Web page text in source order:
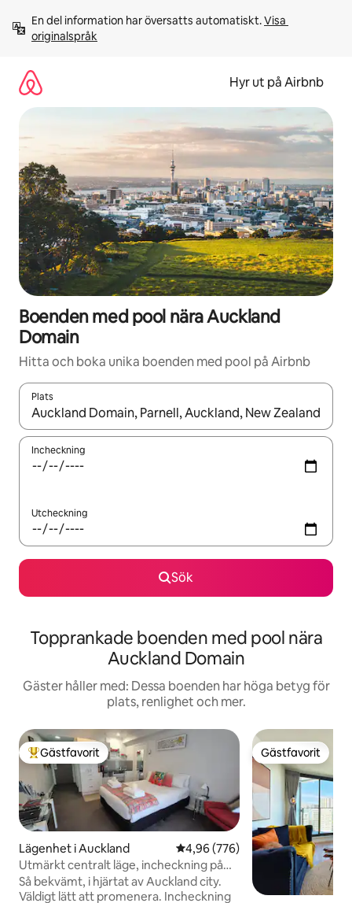
innehåll
En del information har översatts automatiskt. Visa
originalspråk
Hyr ut på Airbnb
Boenden med pool nära Auckland
Domain
Hitta och boka unika boenden med pool på Airbnb
Plats
När resultaten är tillgängliga kan du navigera med upp- och
Incheckning
Utcheckning
Sök
Topprankade boenden med pool nära
Auckland Domain
Gäster håller med: Dessa boenden har höga betyg för
plats, renlighet och mer.
Populär gästfavorit
Gästfavorit
Lägenhet i Auckland 4,96 av 5 i genomsnittligt
4,96 (776)
Utmärkt centralt läge, incheckning på
morgonen
Så bekvämt, i hjärtat av Auckland city.
Väldigt lätt att promenera. Incheckning
Gästfavorit
Gästfavorit